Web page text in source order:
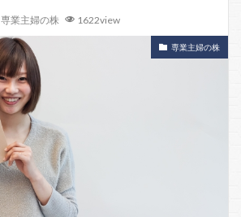
専業主婦の株 1622view
専業主婦の株